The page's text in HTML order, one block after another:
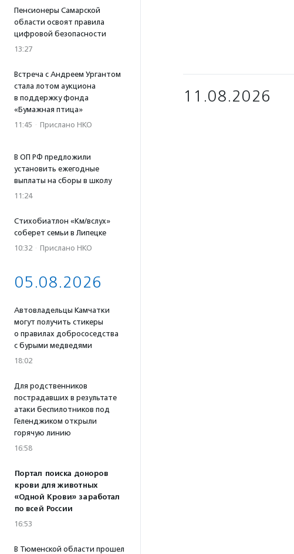
Пенсионеры Самарской
области освоят правила
цифровой безопасности
13:27
Встреча с Андреем Ургантом
стала лотом аукциона
в поддержку фонда
«Бумажная птица»
11:45 · Прислано НКО
В ОП РФ предложили
установить ежегодные
выплаты на сборы в школу
11:24
Стихобиатлон «Км/вслух»
соберет семьи в Липецке
10:32 · Прислано НКО
05.08.2026
Автовладельцы Камчатки
могут получить стикеры
о правилах добрососедства
с бурыми медведями
18:02
Для родственников
пострадавших в результате
атаки беспилотников под
Геленджиком открыли
горячую линию
16:58
Портал поиска доноров
крови для животных
«Одной Крови» заработал
по всей России
16:53
В Тюменской области прошел
11.08.2026